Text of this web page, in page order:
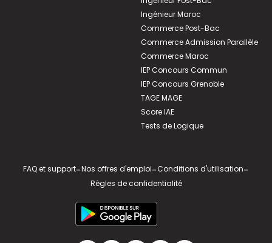
Ingénieur Maroc
Commerce Post-Bac
Commerce Admission Parallèle
Commerce Maroc
IEP Concours Commun
IEP Concours Grenoble
TAGE MAGE
Score IAE
Tests de Logique
FAQ et support-Nos offres d'emploi-Conditions d'utilisation-
Règles de confidentialité